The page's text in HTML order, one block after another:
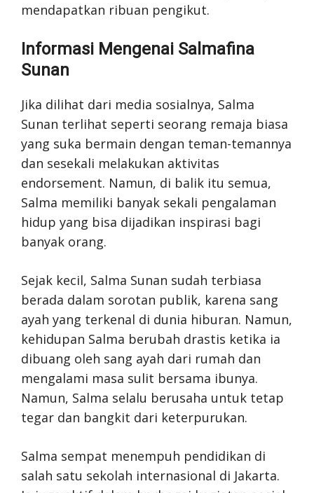
mendapatkan ribuan pengikut.
Informasi Mengenai Salmafina
Sunan
Jika dilihat dari media sosialnya, Salma
Sunan terlihat seperti seorang remaja biasa
yang suka bermain dengan teman-temannya
dan sesekali melakukan aktivitas
endorsement. Namun, di balik itu semua,
Salma memiliki banyak sekali pengalaman
hidup yang bisa dijadikan inspirasi bagi
banyak orang.
Sejak kecil, Salma Sunan sudah terbiasa
berada dalam sorotan publik, karena sang
ayah yang terkenal di dunia hiburan. Namun,
kehidupan Salma berubah drastis ketika ia
dibuang oleh sang ayah dari rumah dan
mengalami masa sulit bersama ibunya.
Namun, Salma selalu berusaha untuk tetap
tegar dan bangkit dari keterpurukan.
Salma sempat menempuh pendidikan di
salah satu sekolah internasional di Jakarta.